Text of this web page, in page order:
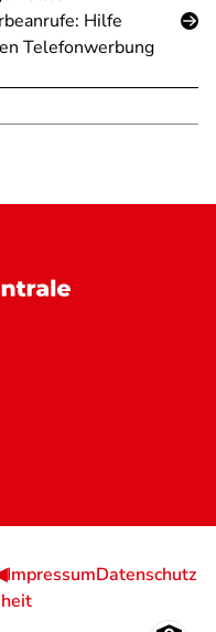
Hilfe
Telefonwerbung
ImpressumDatenschutz